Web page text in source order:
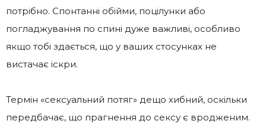
потрібно. Спонтанні обійми, поцілунки або
погладжування по спині дуже важливі, особливо
якщо тобі здається, що у ваших стосунках не
вистачає іскри.
Термін «сексуальний потяг» дещо хибний, оскільки
передбачає, що прагнення до сексу є вродженим.